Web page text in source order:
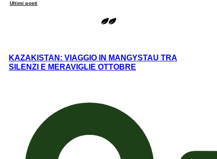
Ultimi posti
KAZAKISTAN: VIAGGIO IN MANGYSTAU TRA
SILENZI E MERAVIGLIE OTTOBRE